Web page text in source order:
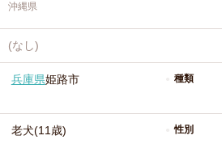
沖縄県
(なし)
兵庫県姫路市 種類
老犬(11歳) 性別